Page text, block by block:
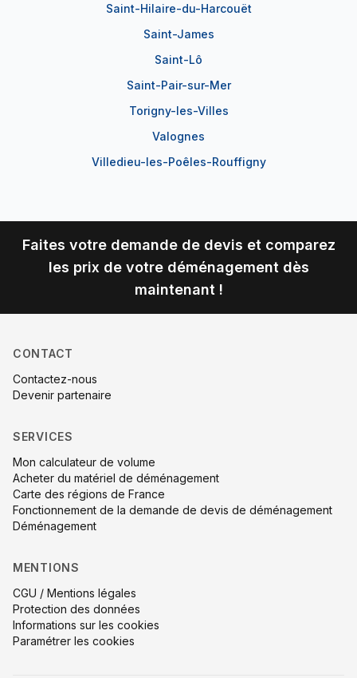
Saint-Hilaire-du-Harcouët
Saint-James
Saint-Lô
Saint-Pair-sur-Mer
Torigny-les-Villes
Valognes
Villedieu-les-Poêles-Rouffigny
Faites votre demande de devis et comparez
les prix de votre déménagement dès
maintenant !
CONTACT
Contactez-nous
Devenir partenaire
SERVICES
Mon calculateur de volume
Acheter du matériel de déménagement
Carte des régions de France
Fonctionnement de la demande de devis de déménagement
Déménagement
MENTIONS
CGU / Mentions légales
Protection des données
Informations sur les cookies
Paramétrer les cookies